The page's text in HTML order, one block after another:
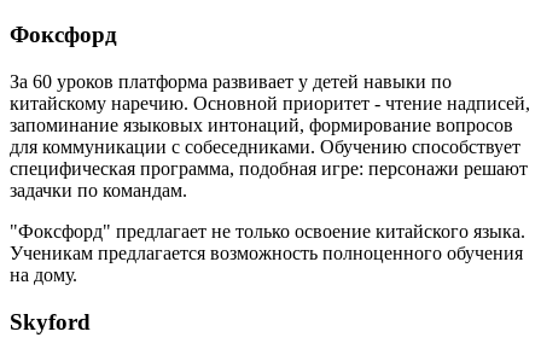
Фоксфорд
За 60 уроков платформа развивает у детей навыки по
китайскому наречию. Основной приоритет - чтение надписей,
запоминание языковых интонаций, формирование вопросов
для коммуникации с собеседниками. Обучению способствует
специфическая программа, подобная игре: персонажи решают
задачки по командам.
"Фоксфорд" предлагает не только освоение китайского языка.
Ученикам предлагается возможность полноценного обучения
на дому.
Skyford